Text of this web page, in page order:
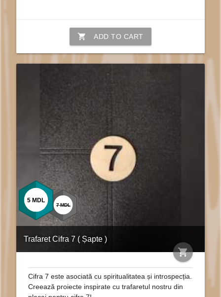
shopping_cart ADD TO CART
Trafaret Cifra 7 ( Șapte )
shopping_cart
5 MDL
7 MDL
Cifra 7 este asociată cu spiritualitatea și introspecția.
Creează proiecte inspirate cu trafaretul nostru din